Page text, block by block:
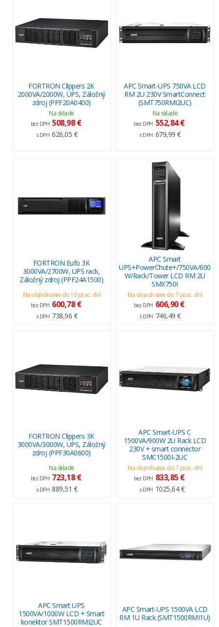
FORTRON Clippers 2K
2000VA/2000W, UPS, Záložný
zdroj (PPF20A0400)
Na sklade
bez DPH 508,98 €
s DPH 626,05 €
APC Smart-UPS 750VA LCD
RM 2U 230V SmartConnect
(SMT750RMI2UC)
Na sklade
bez DPH 552,84 €
s DPH 679,99 €
FORTRON Eufo 3K
3000VA/2700W, UPS rack,
Záložný zdroj (PPF24A1500)
Na objednanie do 10 prac. dní
bez DPH 600,78 €
s DPH 738,96 €
APC Smart
UPS+PowerChute+/750VA/600
W/Rack/Tower LCD RM 2U
SMX750I
Na objednanie do 7 prac. dní
bez DPH 606,90 €
s DPH 746,49 €
FORTRON Clippers 3K
3000VA/3000W, UPS, Záložný
zdroj (PPF30A0600)
Na sklade
bez DPH 723,18 €
s DPH 889,51 €
APC Smart-UPS C
1500VA/900W 2U Rack LCD
230V + smart connector
SMC1500I-2UC
Na objednanie do 7 prac. dní
bez DPH 833,85 €
s DPH 1025,64 €
APC Smart UPS
1500VA/1000W LCD + Smart
konektor SMT1500RMI2UC
APC Smart-UPS 1500VA LCD
RM 1U Rack (SMT1500RMI1U)